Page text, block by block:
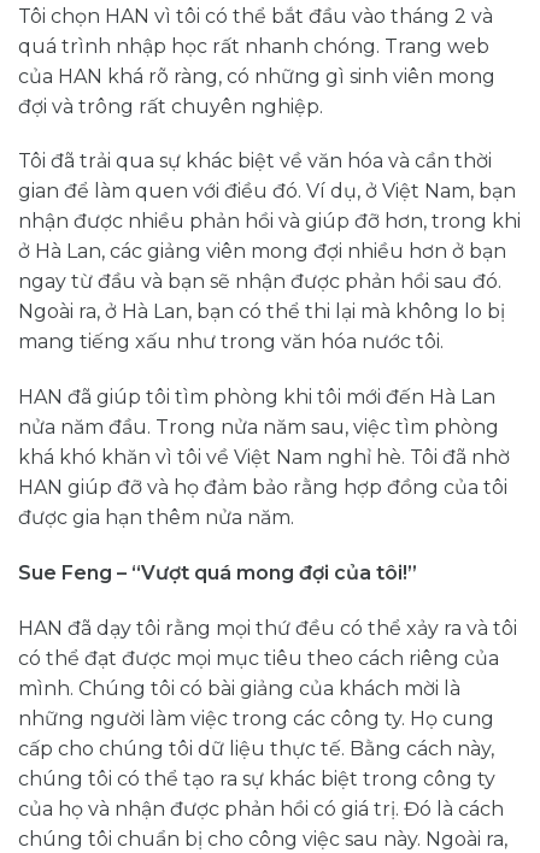
Tôi chọn HAN vì tôi có thể bắt đầu vào tháng 2 và
quá trình nhập học rất nhanh chóng. Trang web
của HAN khá rõ ràng, có những gì sinh viên mong
đợi và trông rất chuyên nghiệp.
Tôi đã trải qua sự khác biệt về văn hóa và cần thời
gian để làm quen với điều đó. Ví dụ, ở Việt Nam, bạn
nhận được nhiều phản hồi và giúp đỡ hơn, trong khi
ở Hà Lan, các giảng viên mong đợi nhiều hơn ở bạn
ngay từ đầu và bạn sẽ nhận được phản hồi sau đó.
Ngoài ra, ở Hà Lan, bạn có thể thi lại mà không lo bị
mang tiếng xấu như trong văn hóa nước tôi.
HAN đã giúp tôi tìm phòng khi tôi mới đến Hà Lan
nửa năm đầu. Trong nửa năm sau, việc tìm phòng
khá khó khăn vì tôi về Việt Nam nghỉ hè. Tôi đã nhờ
HAN giúp đỡ và họ đảm bảo rằng hợp đồng của tôi
được gia hạn thêm nửa năm.
Sue Feng – “Vượt quá mong đợi của tôi!”
HAN đã dạy tôi rằng mọi thứ đều có thể xảy ra và tôi
có thể đạt được mọi mục tiêu theo cách riêng của
mình. Chúng tôi có bài giảng của khách mời là
những người làm việc trong các công ty. Họ cung
cấp cho chúng tôi dữ liệu thực tế. Bằng cách này,
chúng tôi có thể tạo ra sự khác biệt trong công ty
của họ và nhận được phản hồi có giá trị. Đó là cách
chúng tôi chuẩn bị cho công việc sau này. Ngoài ra,